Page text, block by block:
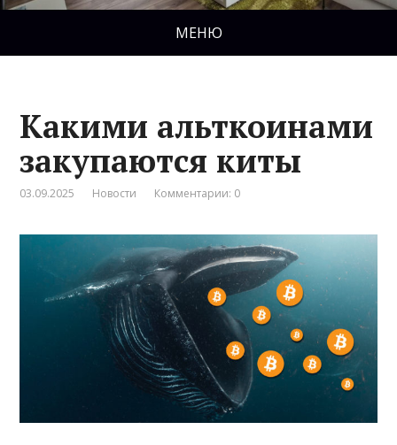
МЕНЮ
Какими альткоинами
закупаются киты
03.09.2025 Новости Комментарии: 0